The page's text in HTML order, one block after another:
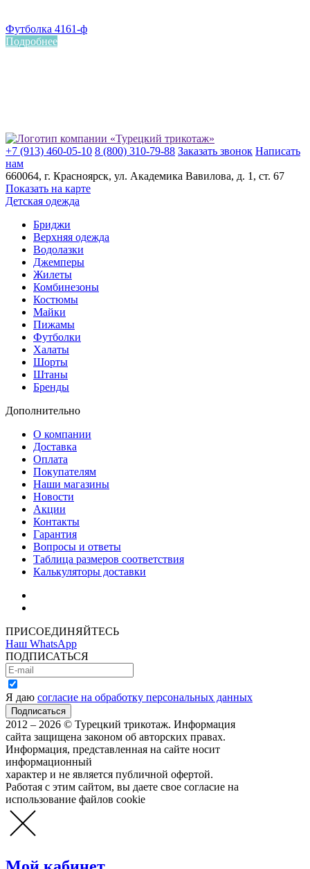
Футболка 4161-ф
Подробнее
+7 (913) 460-05-10 8 (800) 310-79-88 Заказать звонок Написать
нам
660064, г. Красноярск, ул. Академика Вавилова, д. 1, ст. 67
Показать на карте
Детская одежда
Бриджи
Верхняя одежда
Водолазки
Джемперы
Жилеты
Комбинезоны
Костюмы
Майки
Пижамы
Футболки
Халаты
Шорты
Штаны
Бренды
Дополнительно
О компании
Доставка
Оплата
Покупателям
Наши магазины
Новости
Акции
Контакты
Гарантия
Вопросы и ответы
Таблица размеров соответствия
Калькуляторы доставки
ПРИСОЕДИНЯЙТЕСЬ
Наш WhatsApp
ПОДПИСАТЬСЯ
Я даю согласие на обработку персональных данных
2012 – 2026 © Турецкий трикотаж. Информация
сайта защищена законом об авторских правах.
Информация, представленная на сайте носит
информационный
характер и не является публичной офертой.
Работая с этим сайтом, вы даете свое согласие на
использование файлов cookie